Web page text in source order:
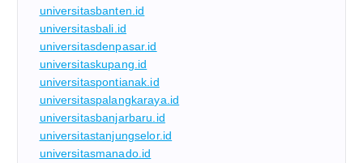
universitasbanten.id
universitasbali.id
universitasdenpasar.id
universitaskupang.id
universitaspontianak.id
universitaspalangkaraya.id
universitasbanjarbaru.id
universitastanjungselor.id
universitasmanado.id